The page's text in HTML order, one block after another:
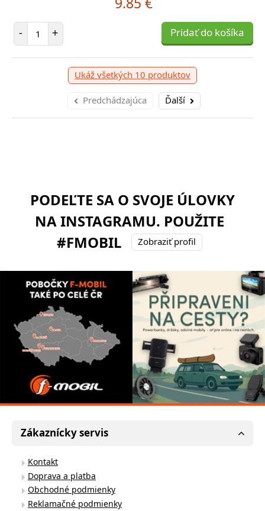
- Počet položiek
+ Pridať do košíka
Ukáž všetkých 10 produktov
Predchádzajúca Ďalší
PODEĽTE SA O SVOJE ÚLOVKY
NA INSTAGRAMU. POUŽITE
#FMOBIL
Zobraziť profil
Zákaznícky servis
Kontakt
Doprava a platba
Obchodné podmienky
Reklamačné podmienky